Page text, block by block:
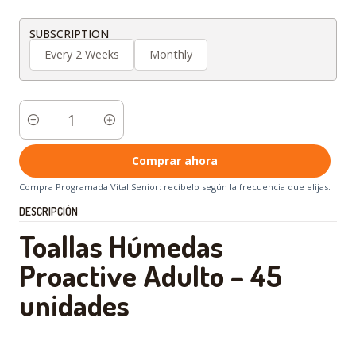
SUBSCRIPTION
Every 2 Weeks
Monthly
Cantidad
Comprar ahora
Compra Programada Vital Senior: recíbelo según la frecuencia que elijas.
DESCRIPCIÓN
Toallas Húmedas
Proactive Adulto – 45
unidades